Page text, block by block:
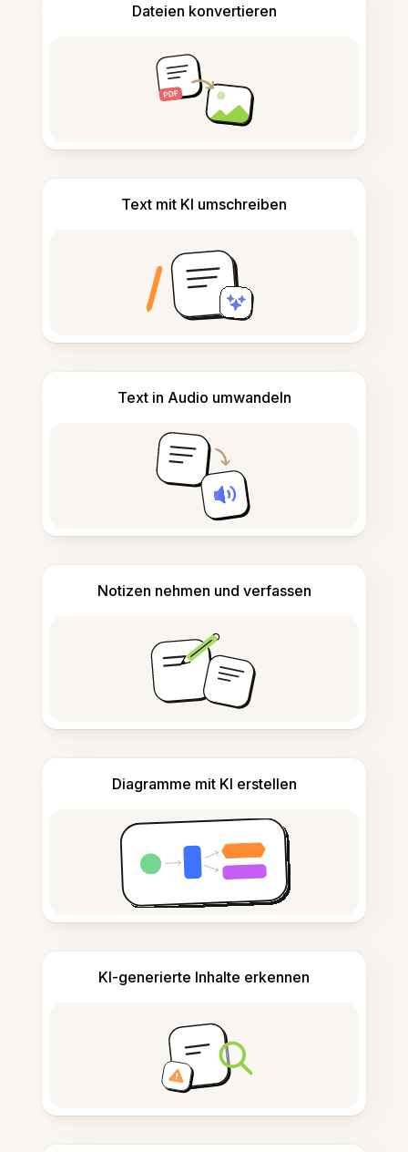
Dateien konvertieren
Text mit KI umschreiben
Text in Audio umwandeln
Notizen nehmen und verfassen
Diagramme mit KI erstellen
KI-generierte Inhalte erkennen